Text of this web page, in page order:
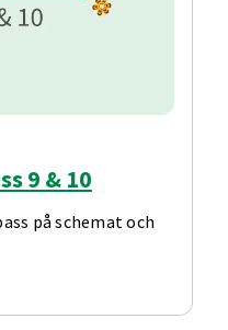
9 & 10
på schemat och